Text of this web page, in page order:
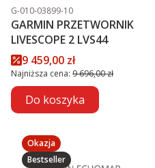
Kod produktu
G-010-03899-10
GARMIN PRZETWORNIK
LIVESCOPE 2 LVS44
Cena promocyjna
9 459,00 zł
Najniższa cena: 9 696,00 zł
Do koszyka
Okazja
Bestseller